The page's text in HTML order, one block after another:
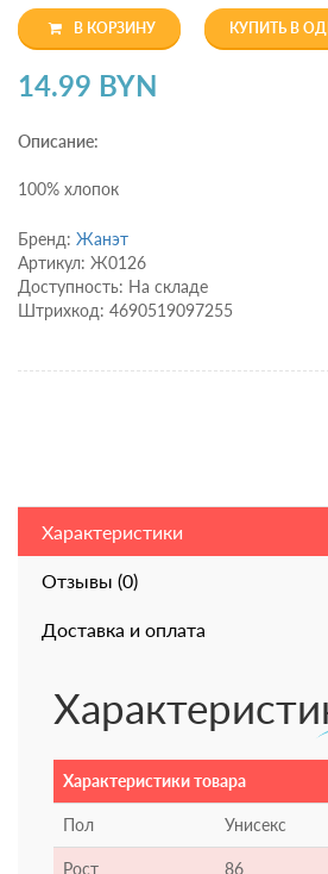
В КОРЗИНУ КУПИТЬ В
14.99 BYN
Описание:
100% хлопок
Бренд: Жанэт
Артикул: Ж0126
Доступность: На складе
Штрихкод: 4690519097255
Характеристики
Отзывы (0)
Доставка и оплата
Характеристики товара
Пол Унисекс
Рост 86